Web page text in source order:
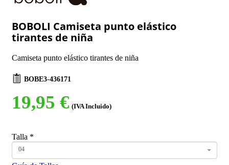
BOBOLI Camiseta punto elástico
tirantes de niña
Camiseta punto elástico tirantes de niña
BOBE3-436171
19,95 € (IVA Incluido)
Talla *
04